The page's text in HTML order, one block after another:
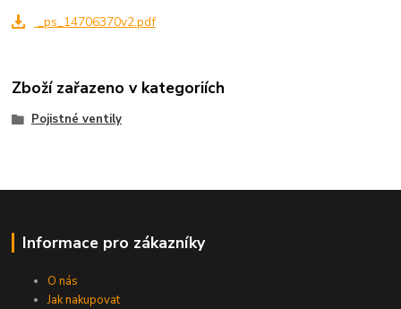
_ps_14706370v2.pdf
Zboží zařazeno v kategoriích
Pojistné ventily
Informace pro zákazníky
O nás
Jak nakupovat